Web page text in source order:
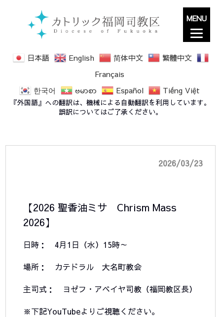
日本語 English 简体中文
繁體中文
Français
한국어
ဗမာစာ Español Tiếng Việt
『外国語』への翻訳は、機械による自動翻訳を利用しています。
誤訳についてはご了承ください。
2026 聖香油ミサ・復活の主日 ライブ配信の
お知らせ
2026/03/23
【2026 聖香油ミサ Chrism Mass
2026】
日時： 4月1日（水）15時～
場所： カテドラル 大名町教会
主司式： ヨゼフ・アベイヤ司教（福岡教区長）
※下記YouTubeよりご視聴ください。
MENU